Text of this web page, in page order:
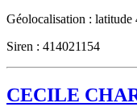
Géolocalisation :
Siren : 414021154
CECILE